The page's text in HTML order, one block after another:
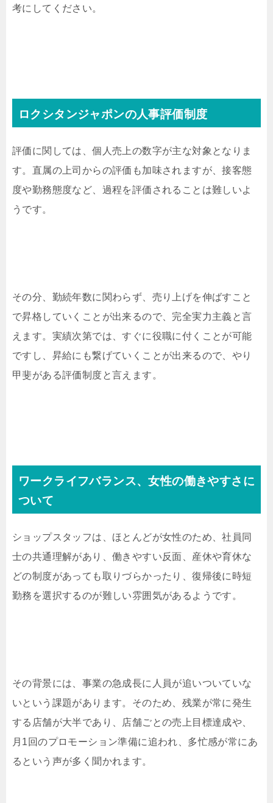
考にしてください。
ロクシタンジャポンの人事評価制度
評価に関しては、個人売上の数字が主な対象となりま
す。直属の上司からの評価も加味されますが、接客態
度や勤務態度など、過程を評価されることは難しいよ
うです。
その分、勤続年数に関わらず、売り上げを伸ばすこと
で昇格していくことが出来るので、完全実力主義と言
えます。実績次第では、すぐに役職に付くことが可能
ですし、昇給にも繋げていくことが出来るので、やり
甲斐がある評価制度と言えます。
ワークライフバランス、女性の働きやすさに
ついて
ショップスタッフは、ほとんどが女性のため、社員同
士の共通理解があり、働きやすい反面、産休や育休な
どの制度があっても取りづらかったり、復帰後に時短
勤務を選択するのが難しい雰囲気があるようです。
その背景には、事業の急成長に人員が追いついていな
いという課題があります。そのため、残業が常に発生
する店舗が大半であり、店舗ごとの売上目標達成や、
月1回のプロモーション準備に追われ、多忙感が常にあ
るという声が多く聞かれます。